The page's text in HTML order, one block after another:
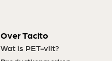
Over Tacito
Wat is PET-vilt?